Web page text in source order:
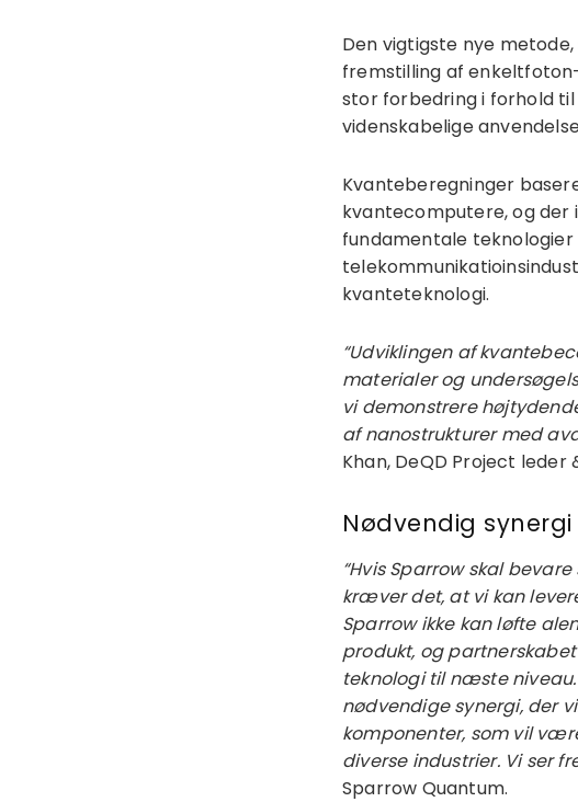
Den vigtigste nye
fremstilling af
stor forbedring i forhold
videnskabelige
Kvanteberegninger
kvantecomputere, og der
fundamentale
kvanteteknologi.
“Udviklingen af
materialer og
vi demonstrere
af nanostrukturer med
Khan, DeQD Project leder
Nødvendig synergi
“Hvis Sparrow skal
kræver det, at vi kan
Sparrow ikke kan løfte
produkt, og
teknologi til næste
nødvendige synergi, der
komponenter, som vil
diverse industrier. Vi ser
Sparrow Quantum.